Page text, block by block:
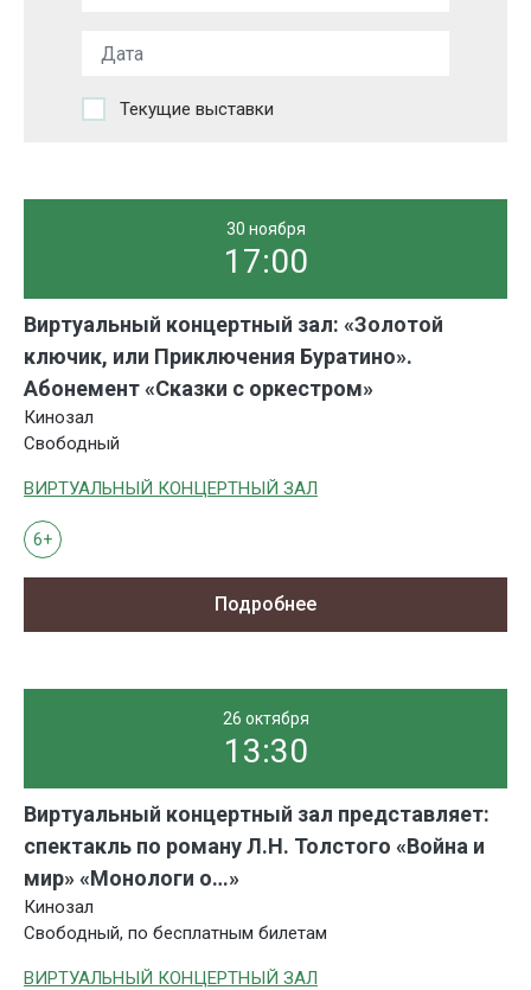
Текущие выставки
30 ноября
17:00
Виртуальный концертный зал: «Золотой
ключик, или Приключения Буратино».
Абонемент «Сказки с оркестром»
Кинозал
Свободный
ВИРТУАЛЬНЫЙ КОНЦЕРТНЫЙ ЗАЛ
6+
Подробнее
26 октября
13:30
Виртуальный концертный зал представляет:
спектакль по роману Л.Н. Толстого «Война и
мир» «Монологи о…»
Кинозал
Свободный, по бесплатным билетам
ВИРТУАЛЬНЫЙ КОНЦЕРТНЫЙ ЗАЛ